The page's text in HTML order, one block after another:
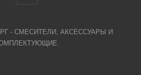
- СМЕСИТЕЛИ, АКСЕССУАРЫ И